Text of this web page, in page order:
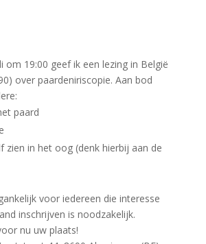
om 19:00 geef ik een lezing in België
over paardeniriscopie. Aan bod
paard
zien in het oog (denk hierbij aan de
voor iedereen die interesse
inschrijven is noodzakelijk.
nu uw plaats!